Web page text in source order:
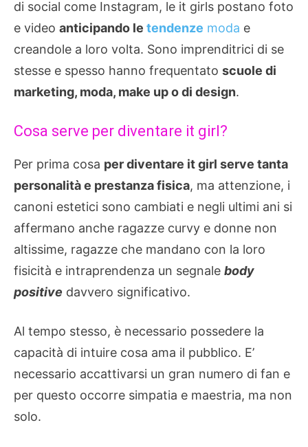
di social come Instagram, le it girls postano foto
e video anticipando le tendenze moda e
creandole a loro volta. Sono imprenditrici di se
stesse e spesso hanno frequentato scuole di
marketing, moda, make up o di design.
Cosa serve per diventare it girl?
Per prima cosa per diventare it girl serve tanta
personalità e prestanza fisica, ma attenzione, i
canoni estetici sono cambiati e negli ultimi ani si
affermano anche ragazze curvy e donne non
altissime, ragazze che mandano con la loro
fisicità e intraprendenza un segnale body
positive davvero significativo.
Al tempo stesso, è necessario possedere la
capacità di intuire cosa ama il pubblico. E’
necessario accattivarsi un gran numero di fan e
per questo occorre simpatia e maestria, ma non
solo.